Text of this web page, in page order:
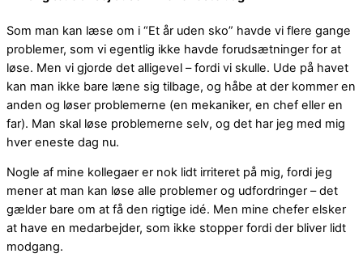
Som man kan læse om i “Et år uden sko” havde vi flere gange
problemer, som vi egentlig ikke havde forudsætninger for at
løse. Men vi gjorde det alligevel – fordi vi skulle. Ude på havet
kan man ikke bare læne sig tilbage, og håbe at der kommer en
anden og løser problemerne (en mekaniker, en chef eller en
far). Man skal løse problemerne selv, og det har jeg med mig
hver eneste dag nu.
Nogle af mine kollegaer er nok lidt irriteret på mig, fordi jeg
mener at man kan løse alle problemer og udfordringer – det
gælder bare om at få den rigtige idé. Men mine chefer elsker
at have en medarbejder, som ikke stopper fordi der bliver lidt
modgang.